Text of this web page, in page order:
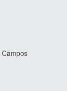
Campos